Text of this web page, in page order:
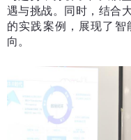
遇与挑战。同时，结合
的实践案例，展现了
向。